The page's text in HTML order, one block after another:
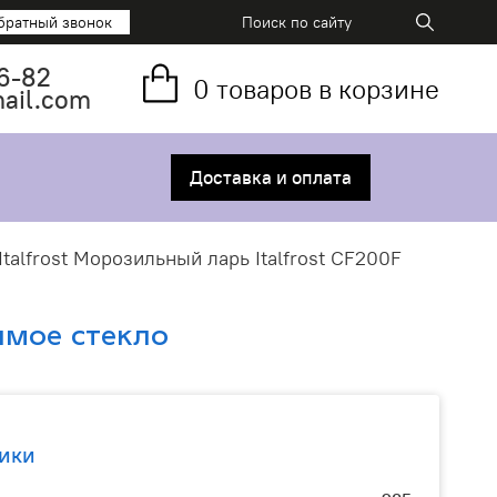
звонок
82 0 товаров в корзине
Доставка и оплата
Морозильный ларь Italfrost CF200F
стекло